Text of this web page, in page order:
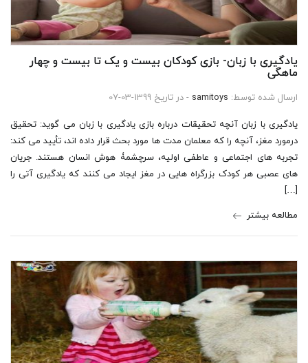
یادگیری با زبان- بازی کودکان بیست و یک تا بیست و چهار
ماهگی
ارسال شده توسط: samitoys - در تاریخ 1399-03-07
یادگیری با زبان آنچه تحقیقات درباره بازی یادگیری با زبان می گوید: تحقیق
درمورد مغز، آنچه را که معلمان مدت ها مورد بحث قرار داده اند، تأیید می کند:
تجربه های اجتماعی و عاطفی اولیه، سرچشمۀ هوش انسان هستند. جریان
های عصبی هر کودک بزرگراه هایی در مغز ایجاد می کنند که یادگیری آتی را
[…]
مطالعه بیشتر